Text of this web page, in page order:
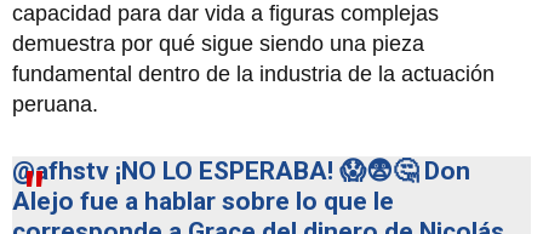
capacidad para dar vida a figuras complejas
demuestra por qué sigue siendo una pieza
fundamental dentro de la industria de la actuación
peruana.
@afhstv ¡NO LO ESPERABA! 😱😨🤔 Don
Alejo fue a hablar sobre lo que le